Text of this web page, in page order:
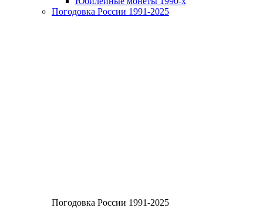
Погодовка России 1991-2025
Погодовка России 1991-2025